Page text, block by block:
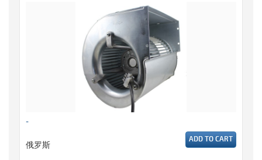
-
俄罗斯 ADD TO CART